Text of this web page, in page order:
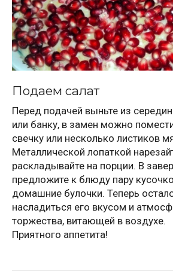
Подаем салат
Перед подачей выньте из
или банку, в замен можно
свечку или несколько листиков
Металлической лопаткой
раскладывайте на порции. В
предложите к блюду пару
домашние булочки. Теперь
насладиться его вкусом и
торжества, витающей в воздухе.
Приятного аппетита!